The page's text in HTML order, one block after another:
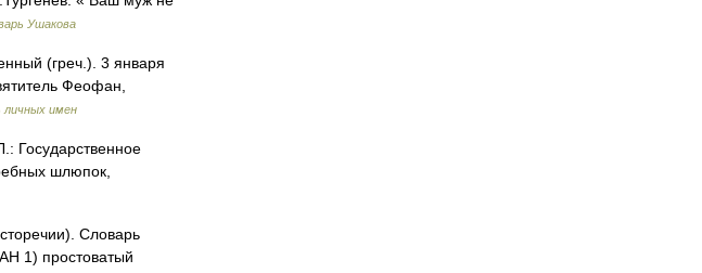
Ушакова
(греч.). 3 января
Феофан,
личных имен
Государственное
шлюпок,
Словарь
1) простоватый